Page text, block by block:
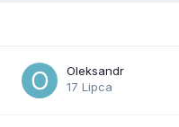
Oleksandr
17 Lipca